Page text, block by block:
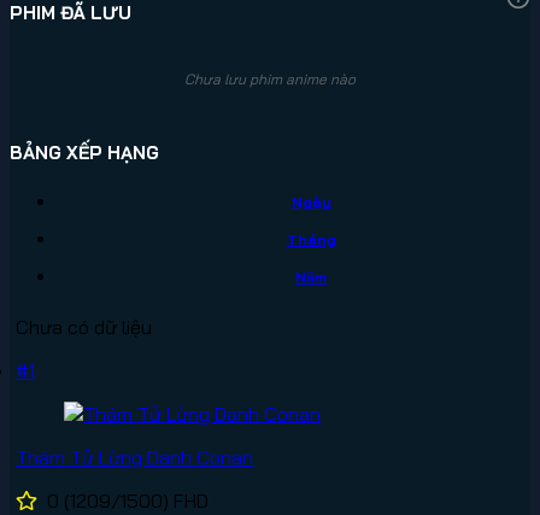
PHIM ĐÃ LƯU
Chưa lưu phim anime nào
BẢNG XẾP HẠNG
Ngày
Tháng
Năm
Chưa có dữ liệu
#1
Thám Tử Lừng Danh Conan
0 (1209/1500) FHD